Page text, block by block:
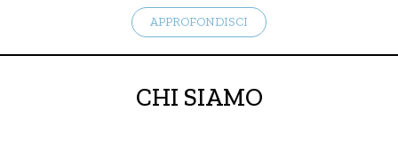
APPROFONDISCI
CHI SIAMO